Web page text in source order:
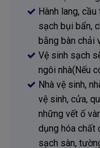
Hành lang,
sạch bụi bẩn,
bằng bàn chải
Vệ sinh sạch
ngôi nhà(Nếu
Nhà vệ sinh,
vệ sinh, cửa,
những vết ố
dụng hóa chất
sạch sàn,